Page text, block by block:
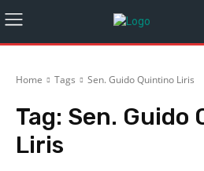
Home Tags Sen. Guido Quintino Liris
Tag: Sen. Guido
Liris